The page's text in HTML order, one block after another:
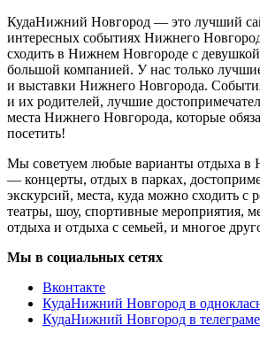
КудаНижний Новгород — это лучший
интересных событиях Нижнего
сходить в Нижнем Новгороде с
большой компанией. У нас только
и выставки Нижнего Новгорода.
и их родителей, лучшие
места Нижнего Новгорода, которые
посетить!
Мы советуем любые варианты отдыха в
— концерты, отдых в парках,
экскурсий, места, куда можно сходить с
театры, шоу, спортивные мероприятия,
отдыха и отдыха с семьей, и многое
Мы в социальных сетях
Вконтакте
КудаНижний Новгород в
КудаНижний Новгород в телеграме